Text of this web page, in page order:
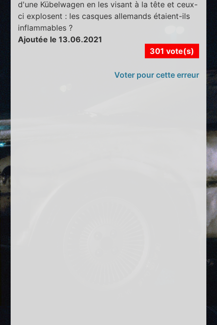
d'une Kübelwagen en les visant à la tête et ceux-
ci explosent : les casques allemands étaient-ils
inflammables ?
Ajoutée le 13.06.2021
301 vote(s)
Voter pour cette erreur